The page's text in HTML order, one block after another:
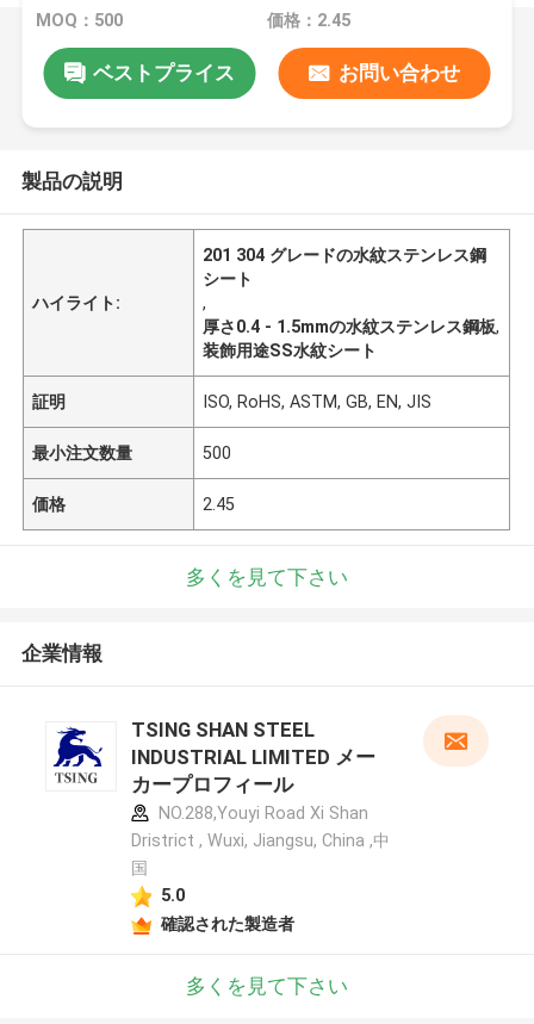
MOQ：500 価格：2.45
ベストプライス お問い合わせ
製品の説明
ハイライト:
201 304 グレードの水紋ステンレス鋼
シート
,
厚さ0.4 - 1.5mmの水紋ステンレス鋼板,
装飾用途SS水紋シート
証明 ISO, RoHS, ASTM, GB, EN, JIS
最小注文数量 500
価格 2.45
多くを見て下さい
企業情報
TSING SHAN STEEL
INDUSTRIAL LIMITED メー
カープロフィール
NO.288,Youyi Road Xi Shan
Dristrict , Wuxi, Jiangsu, China ,中
国
5.0
確認された製造者
多くを見て下さい